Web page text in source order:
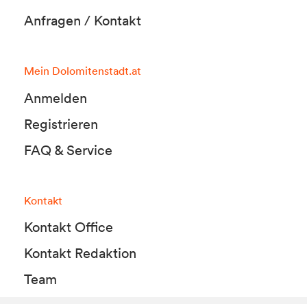
Anfragen / Kontakt
Mein Dolomitenstadt.at
Anmelden
Registrieren
FAQ & Service
Kontakt
Kontakt Office
Kontakt Redaktion
Team